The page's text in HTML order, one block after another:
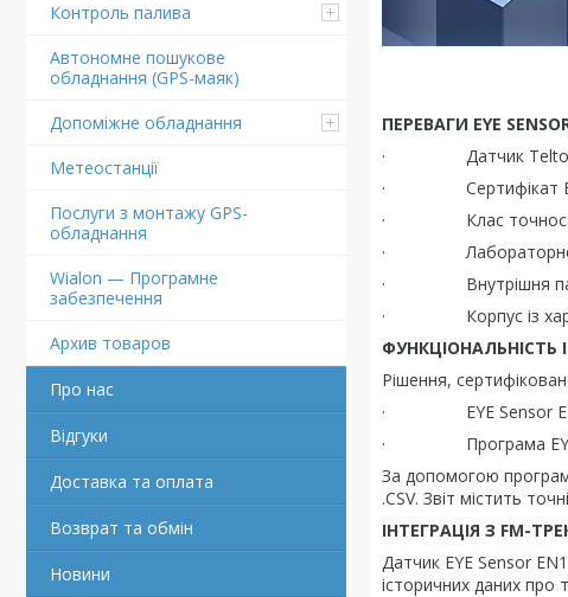
Контроль палива
Автономне пошукове
обладнання (GPS-маяк)
Допоміжне обладнання
Метеостанції
Послуги з монтажу GPS-
обладнання
Wialon — Програмне
забезпечення
Архив товаров
Про нас
Відгуки
Доставка та оплата
Возврат та обмін
Новини
ПЕРЕВАГИ EYE
· Датчик Teltonika
· Сертифікат
· Клас точності
· Лабораторне
· Внутрішня
· Корпус із
ФУНКЦІОНАЛЬНІСТЬ
Рішення,
· EYE Sensor
· Програма EYE
За допомогою
.CSV. Звіт містить
ІНТЕГРАЦІЯ З FM-
Датчик EYE Sensor
історичних даних про